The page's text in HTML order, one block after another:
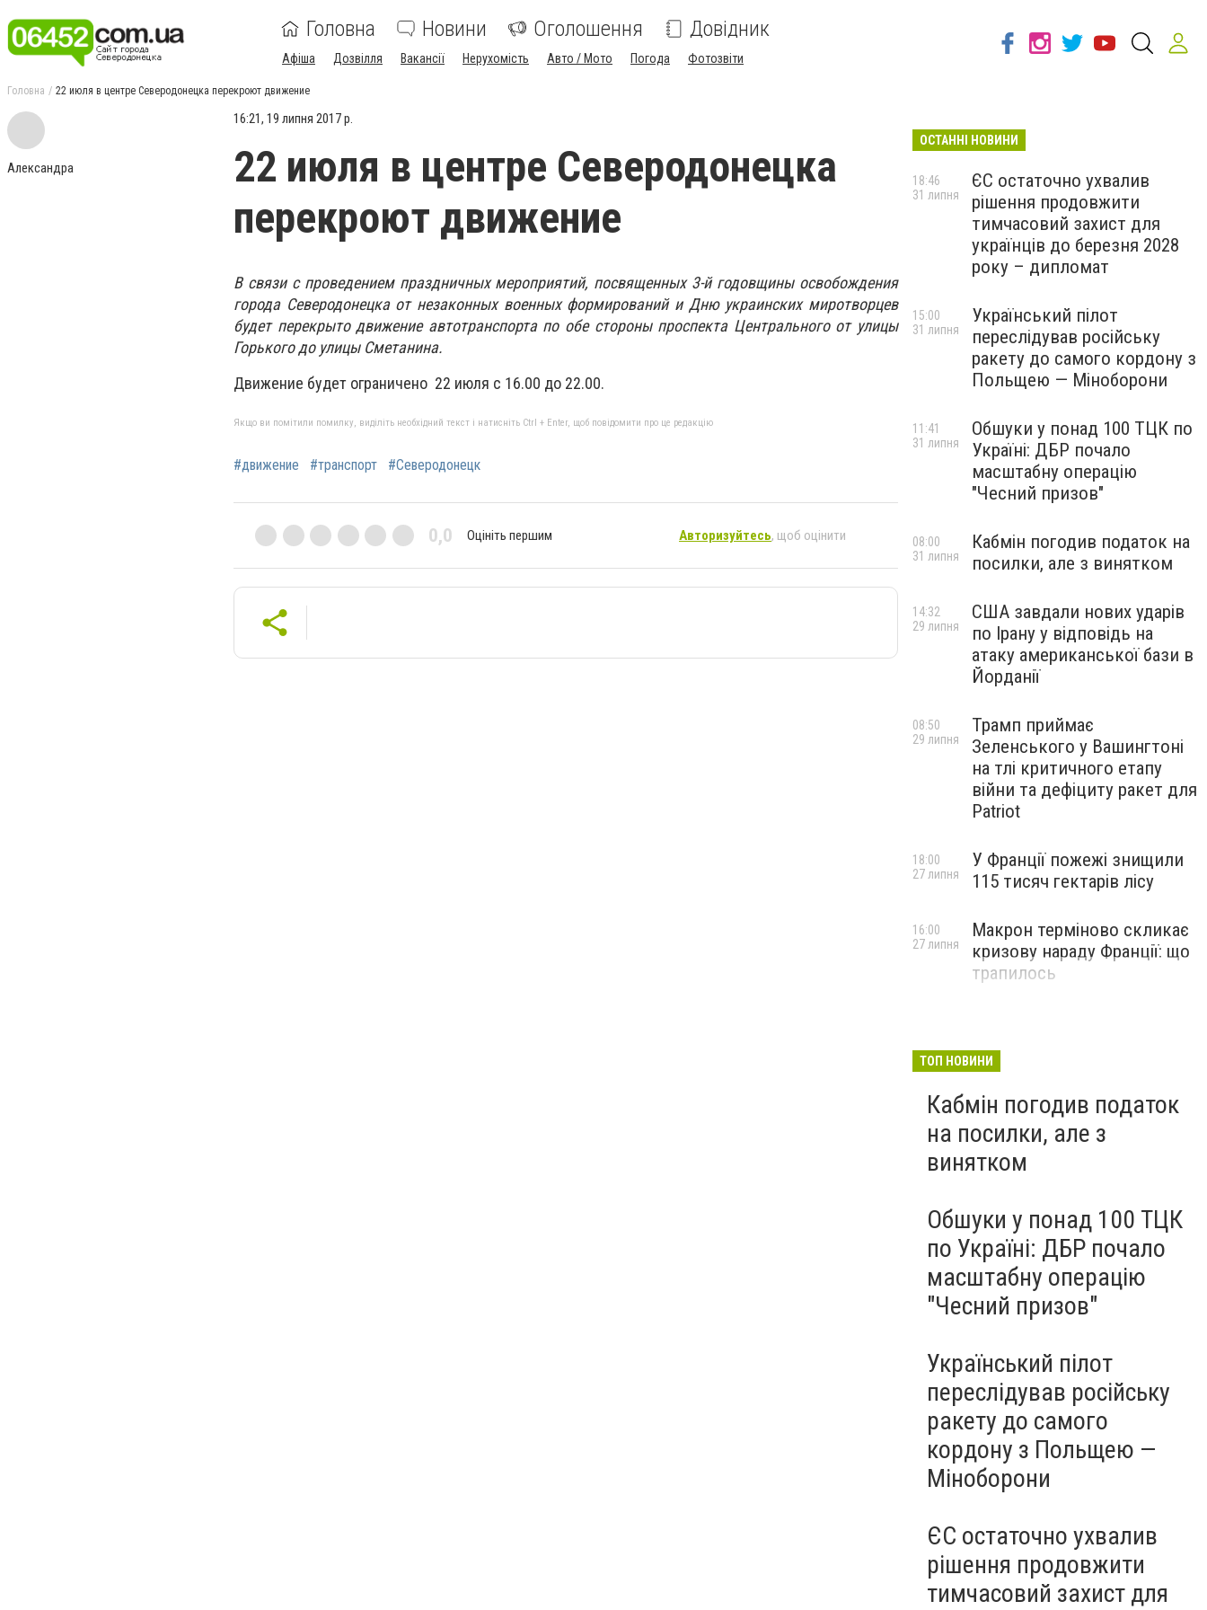
Головна Новини Оголошення Довідник
Афіша Дозвілля Вакансії Нерухомість Авто / Мото Погода Фотозвіти
Головна 22 июля в центре Северодонецка перекроют движение
Александра
16:21, 19 липня 2017 р.
22 июля в центре Северодонецка
перекроют движение
В связи с проведением праздничных мероприятий, посвященных 3-й годовщины освобождения
города Северодонецка от незаконных военных формирований и Дню украинских миротворцев
будет перекрыто движение автотранспорта по обе стороны проспекта Центрального от улицы
Горького до улицы Сметанина.
Движение будет ограничено 22 июля с 16.00 до 22.00.
Якщо ви помітили помилку, виділіть необхідний текст і натисніть Ctrl + Enter, щоб повідомити про це редакцію
#движение #транспорт #Северодонецк
0,0 Оцініть першим Авторизуйтесь, щоб оцінити
ОСТАННІ НОВИНИ
ЄС остаточно ухвалив
рішення продовжити
тимчасовий захист для
українців до березня 2028
року – дипломат
18:46
31 липня
Український пілот
переслідував російську
ракету до самого кордону з
Польщею — Міноборони
15:00
31 липня
Обшуки у понад 100 ТЦК по
Україні: ДБР почало
масштабну операцію
"Чесний призов"
11:41
31 липня
Кабмін погодив податок на
посилки, але з винятком
08:00
31 липня
США завдали нових ударів
по Ірану у відповідь на
атаку американської бази в
Йорданії
14:32
29 липня
Трамп приймає
Зеленського у Вашингтоні
на тлі критичного етапу
війни та дефіциту ракет для
Patriot
08:50
29 липня
У Франції пожежі знищили
115 тисяч гектарів лісу
18:00
27 липня
Макрон терміново скликає
кризову нараду Франції: що
трапилось
16:00
27 липня
ТОП НОВИНИ
Кабмін погодив податок
на посилки, але з
винятком
Обшуки у понад 100 ТЦК
по Україні: ДБР почало
масштабну операцію
"Чесний призов"
Український пілот
переслідував російську
ракету до самого
кордону з Польщею —
Міноборони
ЄС остаточно ухвалив
рішення продовжити
тимчасовий захист для